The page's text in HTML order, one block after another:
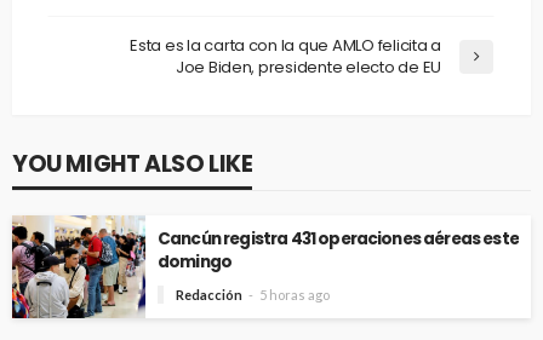
Esta es la carta con la que AMLO felicita a
Joe Biden, presidente electo de EU
YOU MIGHT ALSO LIKE
Cancún registra 431 operaciones aéreas este
domingo
Redacción 5 horas ago